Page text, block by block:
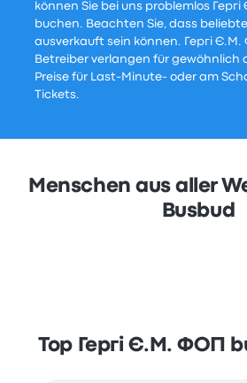
können Sie bei uns problemlos
buchen. Beachten Sie, dass
ausverkauft sein können. Гергі
Betreiber verlangen für gewöhnlich
Preise für Last-Minute- oder am
Tickets.
Menschen aus aller
Busbud
Top Гергі Є.М. ФОП